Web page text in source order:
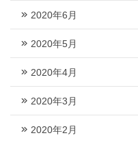
2020年6月
2020年5月
2020年4月
2020年3月
2020年2月